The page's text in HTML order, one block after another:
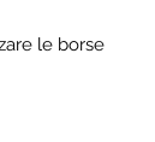
le borse